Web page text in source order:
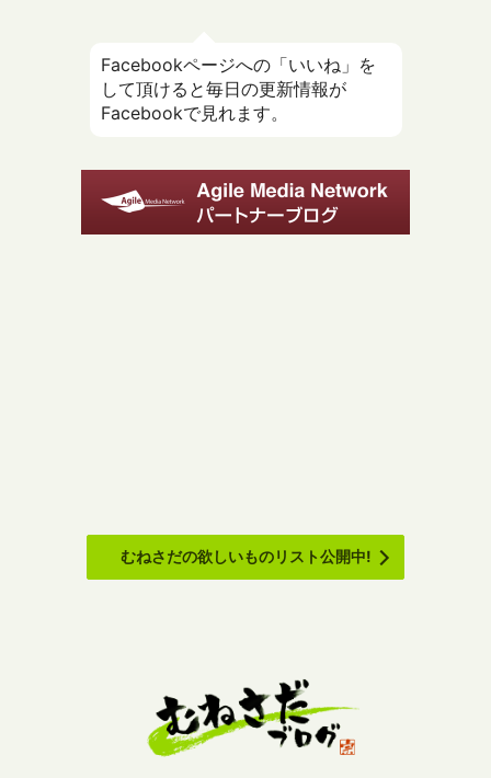
Facebookページへの「いいね」を
して頂けると毎日の更新情報が
Facebookで見れます。
むねさだの欲しいものリスト公開中!